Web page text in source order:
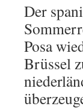
Der
Posa
Brüssel